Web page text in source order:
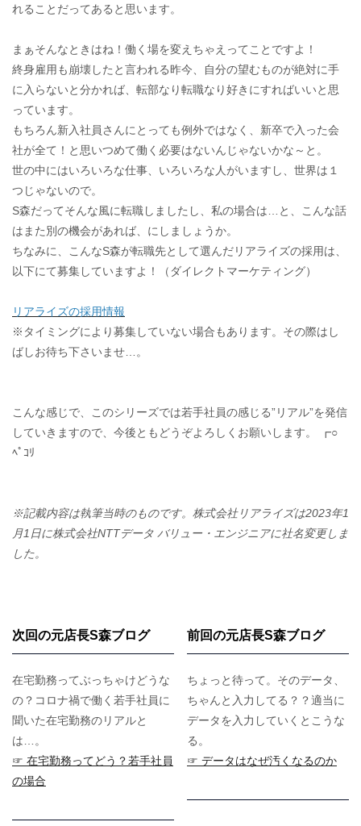
れることだってあると思います。
まぁそんなときはね！働く場を変えちゃえってことですよ！
終身雇用も崩壊したと言われる昨今、自分の望むものが絶対に手
に入らないと分かれば、転部なり転職なり好きにすればいいと思
っています。
もちろん新入社員さんにとっても例外ではなく、新卒で入った会
社が全て！と思いつめて働く必要はないんじゃないかな～と。
世の中にはいろいろな仕事、いろいろな人がいますし、世界は１
つじゃないので。
S森だってそんな風に転職しましたし、私の場合は…と、こんな話
はまた別の機会があれば、にしましょうか。
ちなみに、こんなS森が転職先として選んだリアライズの採用は、
以下にて募集していますよ！（ダイレクトマーケティング）
リアライズの採用情報
※タイミングにより募集していない場合もあります。その際はし
ばしお待ち下さいませ…。
こんな感じで、このシリーズでは若手社員の感じる”リアル”を発信
していきますので、今後ともどうぞよろしくお願いします。 ┏○
ﾍﾟｺﾘ
※記載内容は執筆当時のものです。株式会社リアライズは2023年1
月1日に株式会社NTTデータ バリュー・エンジニアに社名変更しま
した。
次回の元店長S森ブログ
在宅勤務ってぶっちゃけどうな
の？コロナ禍で働く若手社員に
聞いた在宅勤務のリアルと
は…。
☞ 在宅勤務ってどう？若手社員
の場合
前回の元店長S森ブログ
ちょっと待って。そのデータ、
ちゃんと入力してる？？適当に
データを入力していくとこうな
る。
☞ データはなぜ汚くなるのか